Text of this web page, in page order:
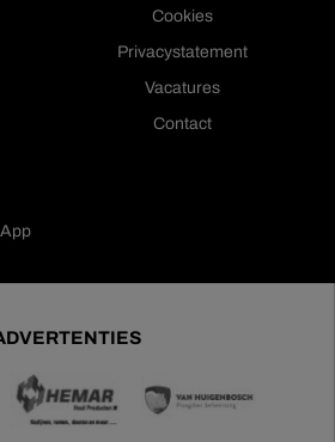
Cookies
Privacystatement
Vacatures
Contact